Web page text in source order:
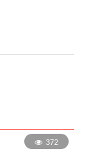
372